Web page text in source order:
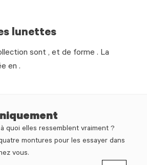
lunettes
sont , et de forme . La
en .
quoi elles ressemblent vraiment ?
montures pour les essayer dans
vous.